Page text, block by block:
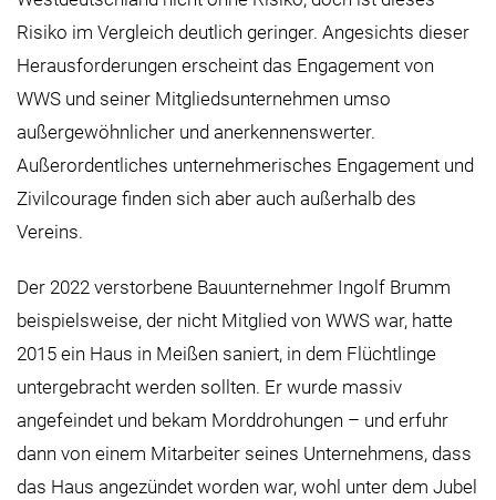
Risiko im Vergleich deutlich geringer. Angesichts dieser
Herausforderungen erscheint das Engagement von
WWS und seiner Mitgliedsunternehmen umso
außergewöhnlicher und anerkennenswerter.
Außerordentliches unternehmerisches Engagement und
Zivilcourage finden sich aber auch außerhalb des
Vereins.
Der 2022 verstorbene Bauunternehmer Ingolf Brumm
beispielsweise, der nicht Mitglied von WWS war, hatte
2015 ein Haus in Meißen saniert, in dem Flüchtlinge
untergebracht werden sollten. Er wurde massiv
angefeindet und bekam Morddrohungen – und erfuhr
dann von einem Mitarbeiter seines Unternehmens, dass
das Haus angezündet worden war, wohl unter dem Jubel